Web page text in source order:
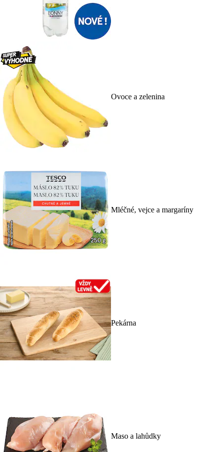
Ovoce a zelenina
Mléčné, vejce a margaríny
Pekárna
Maso a lahůdky